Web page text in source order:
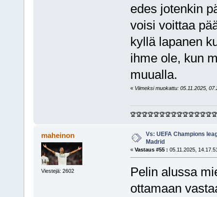
edes jotenkin
voisi voittaa
kyllä lapanen
ihme ole, kun
muualla.
« Viimeksi muokattu: 05.11.2025,
🏆🏆🏆🏆🏆🏆🏆🏆🏆🏆🏆🏆🏆🏆🏆
maheinon
Viestejä: 2602
Vs: UEFA Champions
Madrid
« Vastaus #55 : 05.11.2025,
Pelin alussa
ottamaan